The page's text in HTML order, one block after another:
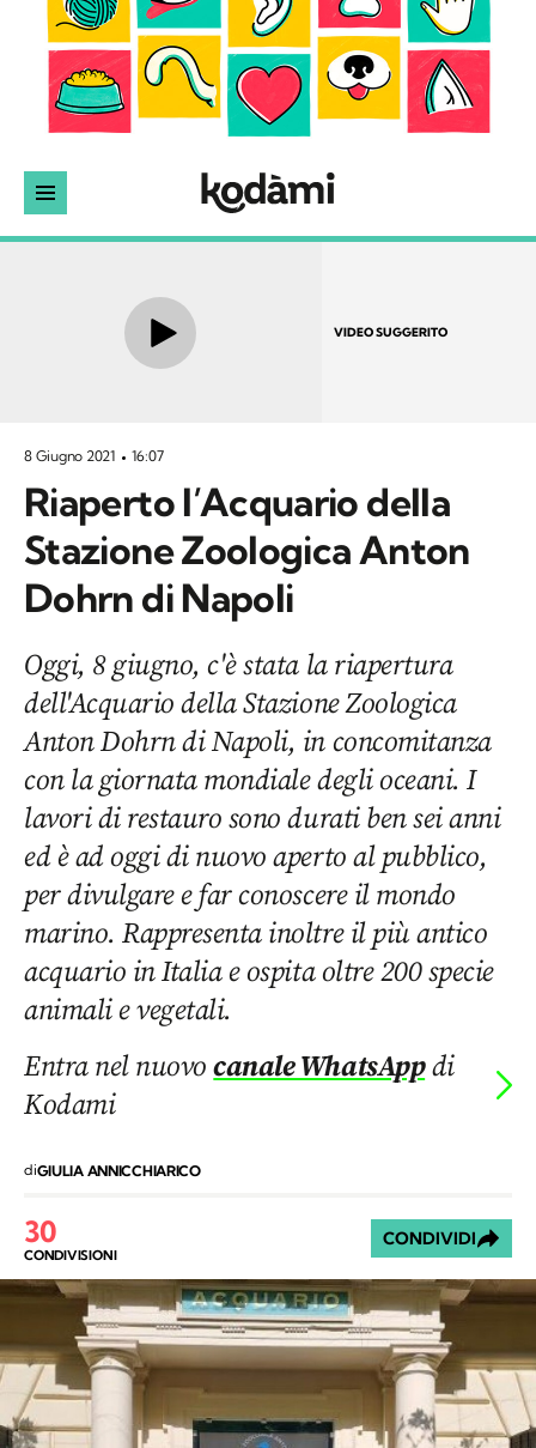
VIDEO SUGGERITO
8 Giugno 2021 16:07
Riaperto l’Acquario della
Stazione Zoologica Anton
Dohrn di Napoli
Oggi, 8 giugno, c'è stata la riapertura
dell'Acquario della Stazione Zoologica
Anton Dohrn di Napoli, in concomitanza
con la giornata mondiale degli oceani. I
lavori di restauro sono durati ben sei anni
ed è ad oggi di nuovo aperto al pubblico,
per divulgare e far conoscere il mondo
marino. Rappresenta inoltre il più antico
acquario in Italia e ospita oltre 200 specie
animali e vegetali.
Entra nel nuovocanale WhatsAppdi
Kodami
diGIULIA ANNICCHIARICO
30
CONDIVISIONI
CONDIVIDI